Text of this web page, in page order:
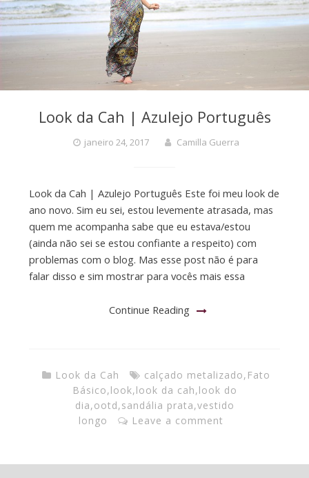
Look da Cah | Azulejo Português
janeiro 24, 2017 Camilla Guerra
Look da Cah | Azulejo Português Este foi meu look de
ano novo. Sim eu sei, estou levemente atrasada, mas
quem me acompanha sabe que eu estava/estou
(ainda não sei se estou confiante a respeito) com
problemas com o blog. Mas esse post não é para
falar disso e sim mostrar para vocês mais essa
Continue Reading
Look da Cah calçado metalizado, Fato
Básico,look,look da cah,look do
dia,ootd,sandália prata,vestido
longo
Leave a comment